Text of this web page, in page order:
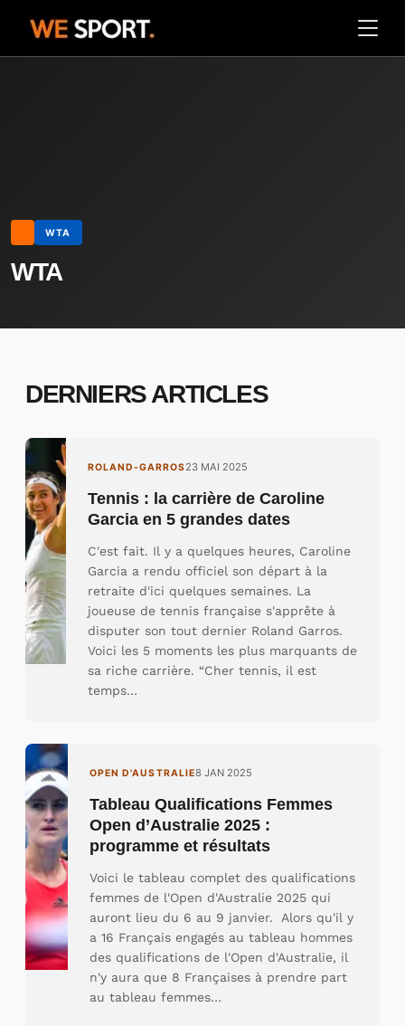
WTA
WTA
DERNIERS ARTICLES
ROLAND-GARROS23 MAI 2025
Tennis : la carrière de Caroline
Garcia en 5 grandes dates
C'est fait. Il y a quelques heures, Caroline
Garcia a rendu officiel son départ à la
retraite d'ici quelques semaines. La
joueuse de tennis française s'apprête à
disputer son tout dernier Roland Garros.
Voici les 5 moments les plus marquants de
sa riche carrière. “Cher tennis, il est
temps…
OPEN D'AUSTRALIE8 JAN 2025
Tableau Qualifications Femmes
Open d’Australie 2025 :
programme et résultats
Voici le tableau complet des qualifications
femmes de l'Open d'Australie 2025 qui
auront lieu du 6 au 9 janvier. Alors qu'il y
a 16 Français engagés au tableau hommes
des qualifications de l'Open d'Australie, il
n'y aura que 8 Françaises à prendre part
au tableau femmes…